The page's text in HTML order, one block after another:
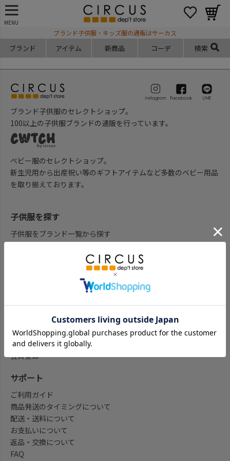
MENU
ブランド子供服・キッズ服の通販はサーカス
ブランド アイテム 新商品 コーデ 検索
ブランド子供服のセレクトショップ。
100以上の子供服ブランドの通販を行っています。
ベビー服のセレクトショップ。
新生児用から出産祝い等のギフトアイテムなど多数のベビー用品
を取り揃えております。
子供服を探す
子供服をブランド一覧から探す
ベビー服ギフト通販のCWTCH
セール
my focus(よみもの)
会員登録/マイページ
会員登録
サポート
ご利用ガイド
商品発送のタイミングについて
配送・送料について
お支払いについて
返品・交換について
FAQ